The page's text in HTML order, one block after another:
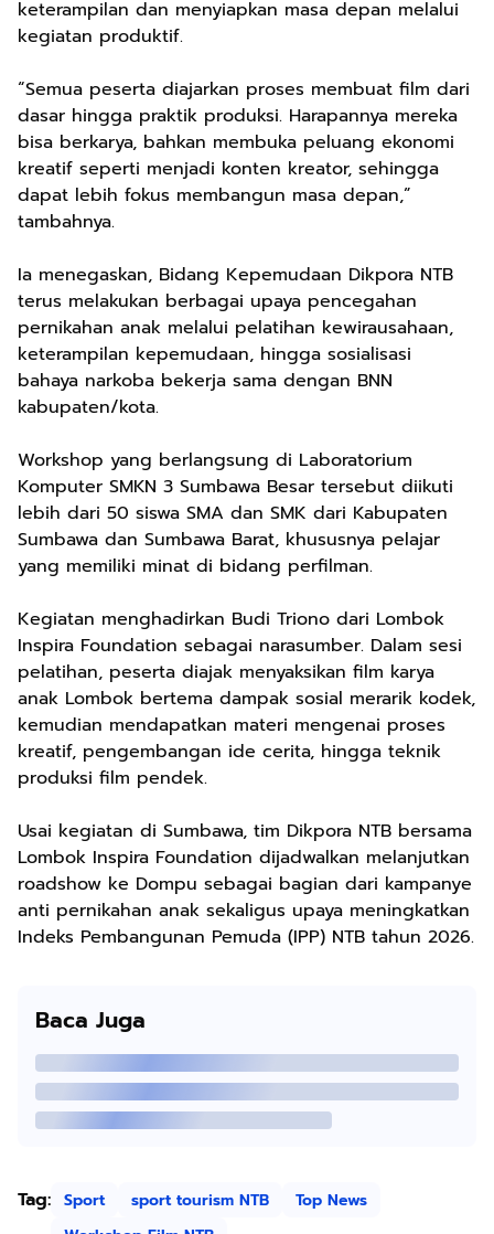
keterampilan dan menyiapkan masa depan melalui
kegiatan produktif.
“Semua peserta diajarkan proses membuat film dari
dasar hingga praktik produksi. Harapannya mereka
bisa berkarya, bahkan membuka peluang ekonomi
kreatif seperti menjadi konten kreator, sehingga
dapat lebih fokus membangun masa depan,”
tambahnya.
Ia menegaskan, Bidang Kepemudaan Dikpora NTB
terus melakukan berbagai upaya pencegahan
pernikahan anak melalui pelatihan kewirausahaan,
keterampilan kepemudaan, hingga sosialisasi
bahaya narkoba bekerja sama dengan BNN
kabupaten/kota.
Workshop yang berlangsung di Laboratorium
Komputer SMKN 3 Sumbawa Besar tersebut diikuti
lebih dari 50 siswa SMA dan SMK dari Kabupaten
Sumbawa dan Sumbawa Barat, khususnya pelajar
yang memiliki minat di bidang perfilman.
Kegiatan menghadirkan Budi Triono dari Lombok
Inspira Foundation sebagai narasumber. Dalam sesi
pelatihan, peserta diajak menyaksikan film karya
anak Lombok bertema dampak sosial merarik kodek,
kemudian mendapatkan materi mengenai proses
kreatif, pengembangan ide cerita, hingga teknik
produksi film pendek.
Usai kegiatan di Sumbawa, tim Dikpora NTB bersama
Lombok Inspira Foundation dijadwalkan melanjutkan
roadshow ke Dompu sebagai bagian dari kampanye
anti pernikahan anak sekaligus upaya meningkatkan
Indeks Pembangunan Pemuda (IPP) NTB tahun 2026.
Baca Juga
Tag: Sport sport tourism NTB
Top News